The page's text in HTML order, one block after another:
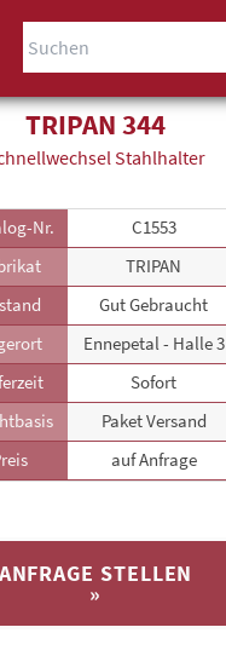
TRIPAN 344
Stahlhalter
Nr.
C1553
TRIPAN
Gut Gebraucht
Ennepetal - Halle 3
Sofort
Paket Versand
auf Anfrage
ANFRAGE STELLEN
»